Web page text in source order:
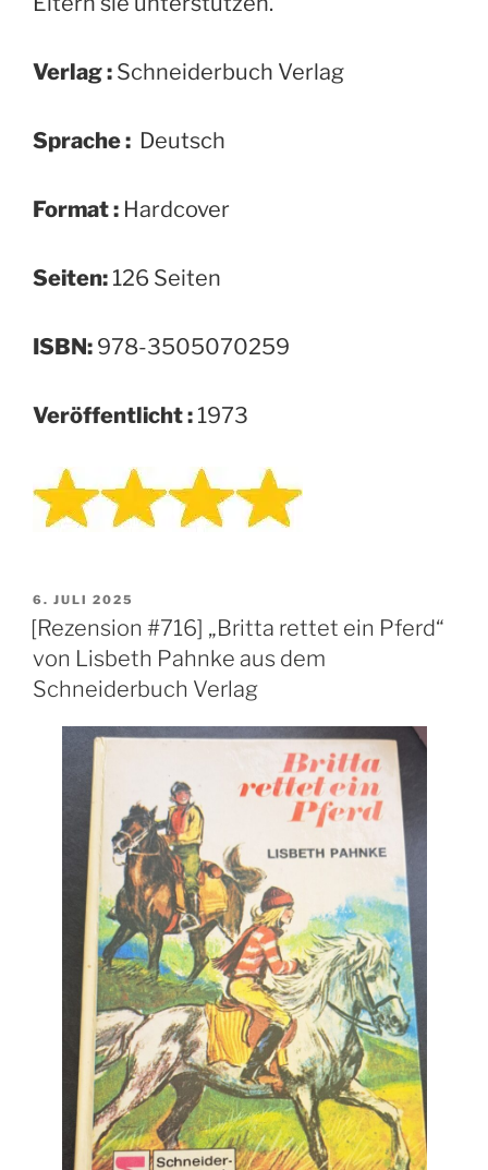
Verlag : Schneiderbuch Verlag
Sprache : ‎ Deutsch
Format : ‎Hardcover
Seiten: 126 Seiten
ISBN: 978-3505070259
Veröffentlicht : 1973
VERÖFFENTLICHT
AM
6. JULI 2025
[Rezension #716] „Britta rettet ein Pferd“
von Lisbeth Pahnke aus dem
Schneiderbuch Verlag